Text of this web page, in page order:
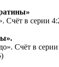
Счёт в серии
Счёт в